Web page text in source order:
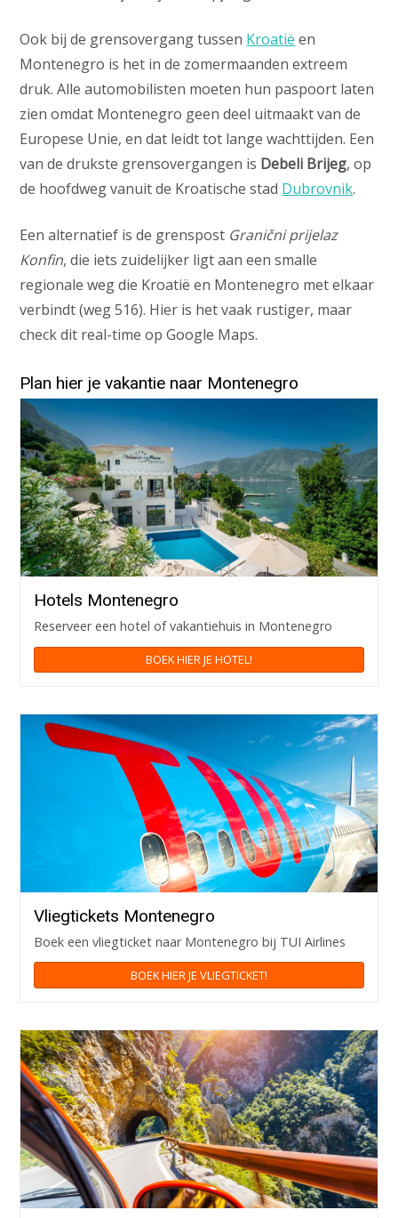
Ook bij de grensovergang tussen Kroatië en
Montenegro is het in de zomermaanden extreem
druk. Alle automobilisten moeten hun paspoort laten
zien omdat Montenegro geen deel uitmaakt van de
Europese Unie, en dat leidt tot lange wachttijden. Een
van de drukste grensovergangen is Debeli Brijeg, op
de hoofdweg vanuit de Kroatische stad Dubrovnik.
Een alternatief is de grenspost Granični prijelaz
Konfin, die iets zuidelijker ligt aan een smalle
regionale weg die Kroatië en Montenegro met elkaar
verbindt (weg 516). Hier is het vaak rustiger, maar
check dit real-time op Google Maps.
Plan hier je vakantie naar Montenegro
Hotels Montenegro
Reserveer een hotel of vakantiehuis in Montenegro
BOEK HIER JE HOTEL!
Vliegtickets Montenegro
Boek een vliegticket naar Montenegro bij TUI Airlines
BOEK HIER JE VLIEGTICKET!